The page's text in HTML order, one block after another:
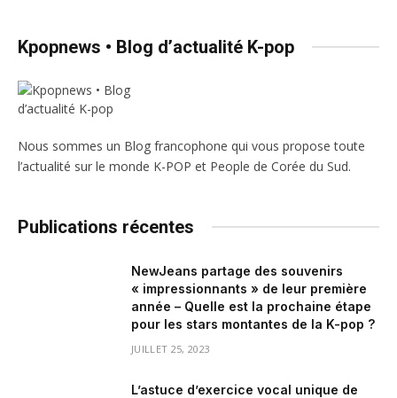
Kpopnews • Blog d’actualité K-pop
Nous sommes un Blog francophone qui vous propose toute
l’actualité sur le monde K-POP et People de Corée du Sud.
Publications récentes
NewJeans partage des souvenirs
« impressionnants » de leur première
année – Quelle est la prochaine étape
pour les stars montantes de la K-pop ?
JUILLET 25, 2023
L’astuce d’exercice vocal unique de